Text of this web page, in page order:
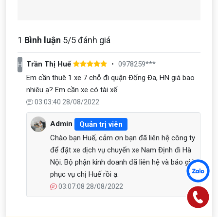
1 Bình luận 5/5 đánh giá
H Trần Thị Huế
0978259***
Em cần thuê 1 xe 7 chỗ đi quận Đống Đa, HN giá bao
nhiêu ạ? Em cần xe có tài xế.
03:03:40 28/08/2022
Admin
Quản trị viên
Chào bạn Huế, cảm ơn bạn đã liên hệ công ty
để đặt xe dịch vụ chuyến xe Nam Định đi Hà
Nội. Bộ phận kinh doanh đã liên hệ và báo giá
phục vụ chị Huế rồi ạ.
03:07:08 28/08/2022